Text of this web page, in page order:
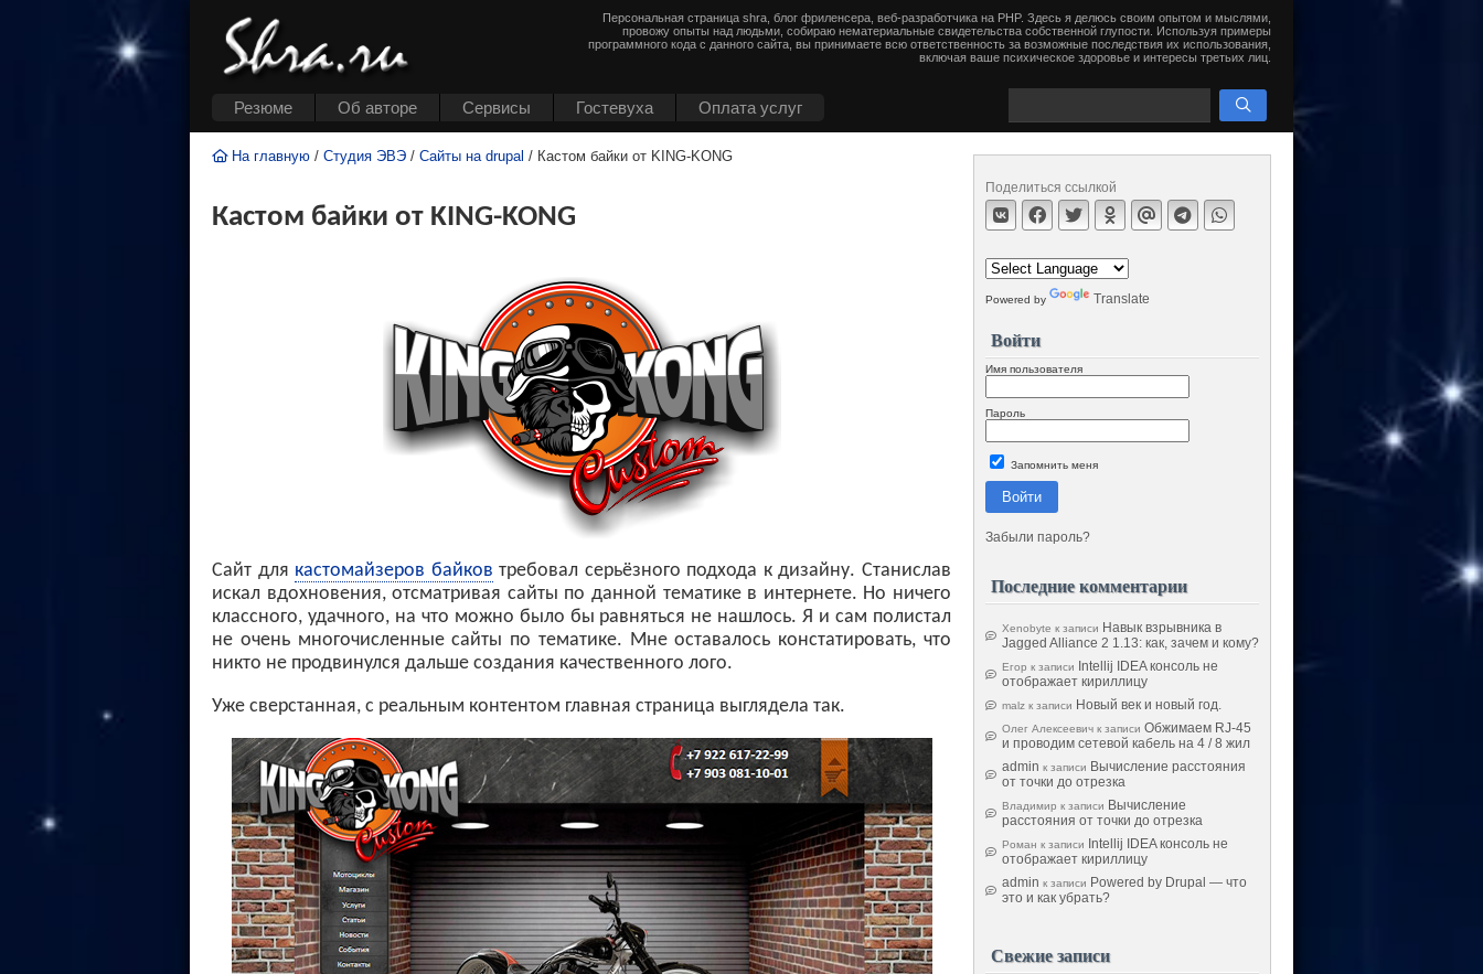
Резюме Об авторе Cервисы Гостевуха Оплата услуг
Персональная страница shra, блог фриленсера, веб-разработчика на PHP. Здесь я делюсь своим опытом и мыслями,
провожу опыты над людьми, собираю нематериальные свидетельства собственной глупости. Используя примеры
программного кода с данного сайта, вы принимаете всю ответственность за возможные последствия их использования,
включая ваше психическое здоровье и интересы третьих лиц.
На главную / Студия ЭВЭ / Сайты на drupal / Кастом байки от KING-KONG
Кастом байки от KING-KONG
Сайт для кастомайзеров байков требовал серьёзного подхода к дизайну. Станислав
искал вдохновения, отсматривая сайты по данной тематике в интернете. Но ничего
классного, удачного, на что можно было бы равняться не нашлось. Я и сам полистал
не очень многочисленные сайты по тематике. Мне оставалось констатировать, что
никто не продвинулся дальше создания качественного лого.
Уже сверстанная, с реальным контентом главная страница выглядела так.
Поделиться ссылкой
Powered by Translate
Войти
Имя пользователя
Пароль
Запомнить меня
Войти
Забыли пароль?
Последние комментарии
Xenobyte к записи Навык взрывника в
Jagged Alliance 2 1.13: как, зачем и кому?
Егор к записи
Intellij IDEA консоль не
отображает кириллицу
malz к записи Новый век и новый год.
Олег Алексеевич к записи Обжимаем RJ-45
и проводим сетевой кабель на 4 / 8 жил
admin к записи Вычисление расстояния
от точки до отрезка
Владимир к записи Вычисление
расстояния от точки до отрезка
Роман к записи
Intellij IDEA консоль не
отображает кириллицу
admin к записи Powered by Drupal — что
это и как убрать?
Свежие записи